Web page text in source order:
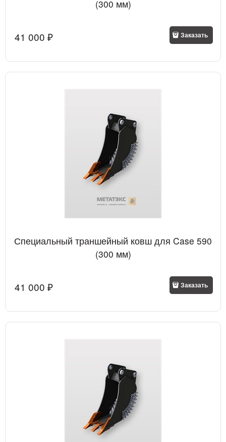
(300 мм)
41 000 ₽ Заказать
Специальный траншейный ковш для Case 590
(300 мм)
41 000 ₽ Заказать